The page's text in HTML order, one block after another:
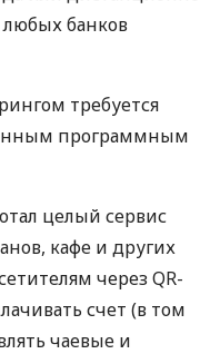
любых банков
требуется
программным
целый сервис
кафе и других
через QR-
счет (в том
чаевые и